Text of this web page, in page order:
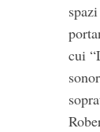
cui